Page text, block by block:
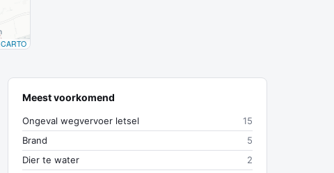
CARTO
Meest voorkomend
Ongeval wegvervoer letsel
15
Brand
5
Dier te water
2